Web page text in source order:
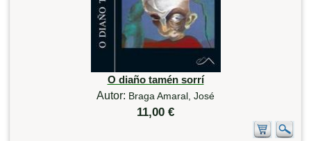
O diaño tamén sorrí
Autor: Braga Amaral, José
11,00 €